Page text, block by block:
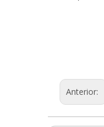
Anterior: